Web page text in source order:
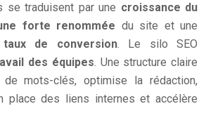
se traduisent par une croissance du
forte renommée du site et une
taux de conversion. Le silo SEO
des équipes. Une structure claire
mots-clés, optimise la rédaction,
place des liens internes et accélère